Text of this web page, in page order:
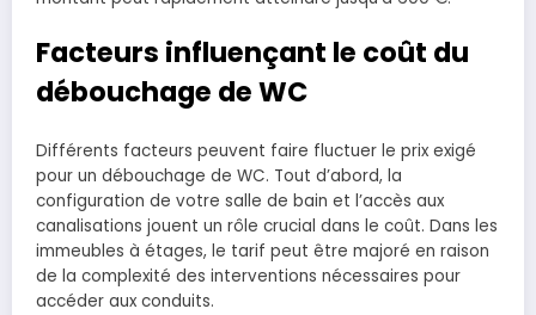
Facteurs influençant le coût du
débouchage de WC
Différents facteurs peuvent faire fluctuer le prix exigé
pour un débouchage de WC. Tout d’abord, la
configuration de votre salle de bain et l’accès aux
canalisations jouent un rôle crucial dans le coût. Dans les
immeubles à étages, le tarif peut être majoré en raison
de la complexité des interventions nécessaires pour
accéder aux conduits.